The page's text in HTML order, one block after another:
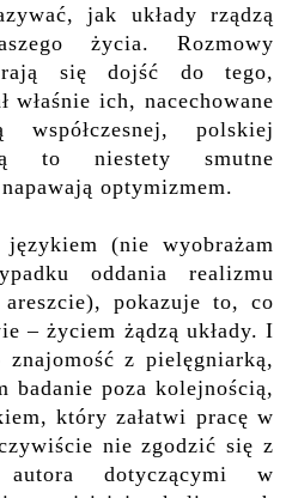
jak układy rządzą
życia. Rozmowy
się dojść do tego,
właśnie ich, nacechowane
polskiej
to niestety smutne
optymizmem.
(nie wyobrażam
oddania realizmu
pokazuje to, co
– życiem żądzą układy. I
z pielęgniarką,
badanie poza kolejnością,
który załatwi pracę w
nie zgodzić się z
autora dotyczącymi w